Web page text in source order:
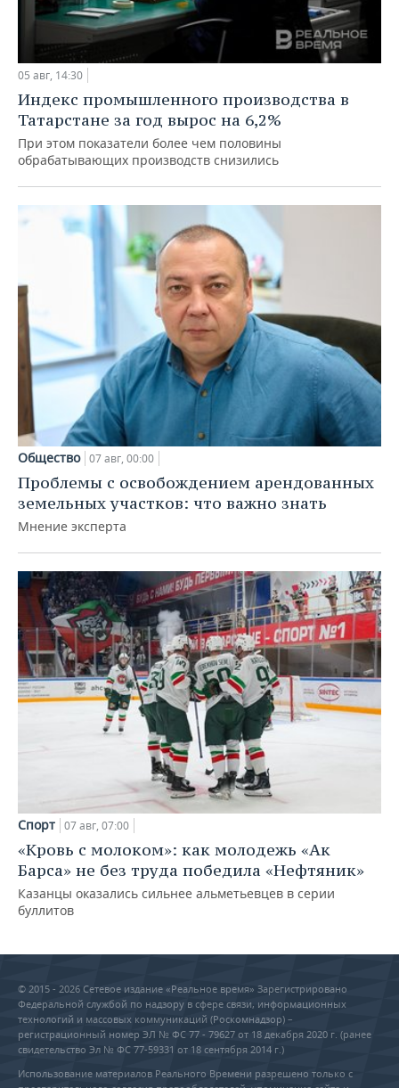
05 авг, 14:30
Индекс промышленного производства в
Татарстане за год вырос на 6,2%
При этом показатели более чем половины
обрабатывающих производств снизились
Общество 07 авг, 00:00
Проблемы с освобождением арендованных
земельных участков: что важно знать
Мнение эксперта
Спорт 07 авг, 07:00
«Кровь с молоком»: как молодежь «Ак
Барса» не без труда победила «Нефтяник»
Казанцы оказались сильнее альметьевцев в серии
буллитов
© 2015 - 2026 Сетевое издание «Реальное время» Зарегистрировано
Федеральной службой по надзору в сфере связи, информационных
технологий и массовых коммуникаций (Роскомнадзор) –
регистрационный номер ЭЛ № ФС 77 - 79627 от 18 декабря 2020 г. (ранее
свидетельство Эл № ФС 77-59331 от 18 сентября 2014 г.)
Использование материалов Реального Времени разрешено только с